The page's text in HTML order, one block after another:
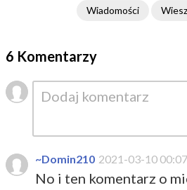
Wiadomości
6 Komentarzy
~Domin210 2021-03-10 00:07
No i ten komentarz o